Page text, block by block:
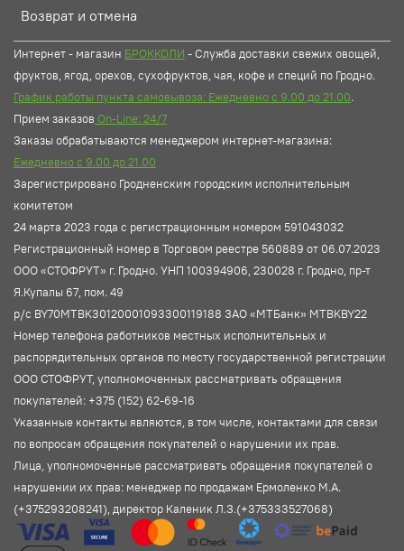
Возврат и отмена
Интернет - магазин БРОККОЛИ - Служба доставки свежих овощей,
фруктов, ягод, орехов, сухофруктов, чая, кофе и специй по Гродно.
График работы пункта самовывоза: Ежедневно с 9.00 до 21.00.
Прием заказов On-Line: 24/7
Заказы обрабатываются менеджером интернет-магазина:
Ежедневно с 9.00 до 21.00
Зарегистрировано Гродненским городским исполнительным
комитетом
24 марта 2023 года с регистрационным номером 591043032
Регистрационный номер в Торговом реестре 560889 от 06.07.2023
ООО «СТОФРУТ» г. Гродно. УНП 100394906, 230028 г. Гродно, пр-т
Я.Купалы 67, пом. 49
р/с BY70MTBK30120001093300119188 ЗАО «МТБанк» MTBKBY22
Номер телефона работников местных исполнительных и
распорядительных органов по месту государственной регистрации
ООО СТОФРУТ, уполномоченных рассматривать обращения
покупателей: +375 (152) 62-69-16
Указанные контакты являются, в том числе, контактами для связи
по вопросам обращения покупателей о нарушении их прав.
Лица, уполномоченные рассматривать обращения покупателей о
нарушении их прав: менеджер по продажам Ермоленко М.А.
(+375293208241), директор Каленик Л.З.(+375333527068)